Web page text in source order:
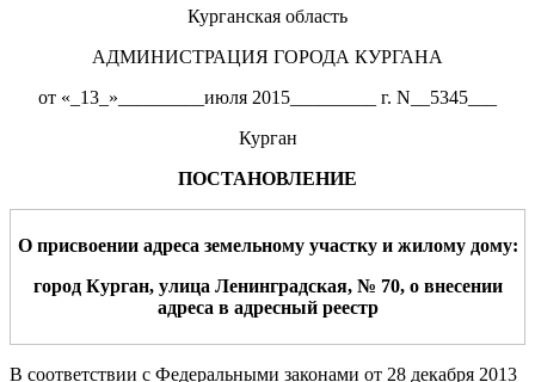
Курганская область
АДМИНИСТРАЦИЯ ГОРОДА КУРГАНА
от «_13_»_________июля 2015_________ г. N__5345___
Курган
ПОСТАНОВЛЕНИЕ
Оприсвоении адреса земельному участкуи жилому дому:
город Курган, улица Ленинградская, № 70, о внесении
адреса в адресный реестр
В соответствии с Федеральными законами от 28 декабря 2013